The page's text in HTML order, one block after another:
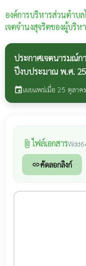
องค์การบริหารส่วนตำบ
เจตจำนงสุจริตของผู้บริห
ประกาศเจตนารมณ์ก
ปีงบประมาณ พ.ศ.
eventเผยแพร่เมื่อ 25 ตุลา
attach_file ไฟล์เอกสาร
linkคัดลอกลิงก์